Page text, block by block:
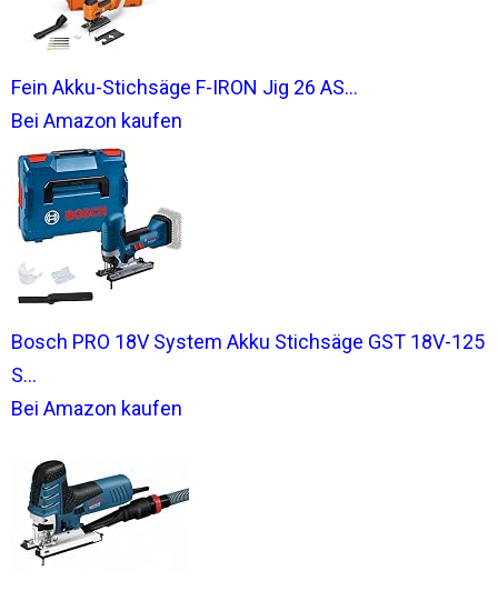
Fein Akku-Stichsäge F-IRON Jig 26 AS...
Bei Amazon kaufen
Bosch PRO 18V System Akku Stichsäge GST 18V-125
S...
Bei Amazon kaufen